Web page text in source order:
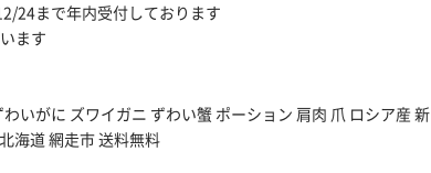
24まで年内受付しております
ます
いがに ズワイガニ ずわい蟹 ポーション 肩肉 爪 ロシア産 新
海道 網走市 送料無料